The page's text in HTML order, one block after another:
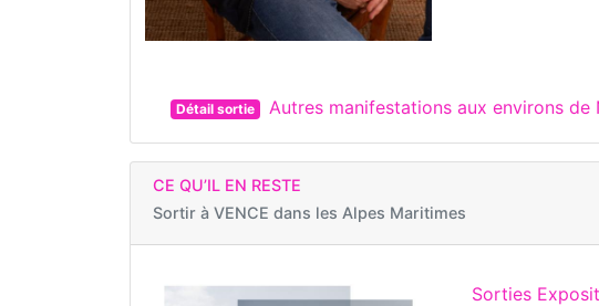
Détail sortie Autres manifestations aux environs de
CE QU’IL EN RESTE
Sortir à VENCE dans les Alpes Maritimes
Sorties